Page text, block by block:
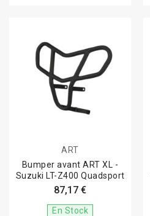
ART
Bumper avant ART XL -
Suzuki LT-Z400 Quadsport
87,17 €
En Stock